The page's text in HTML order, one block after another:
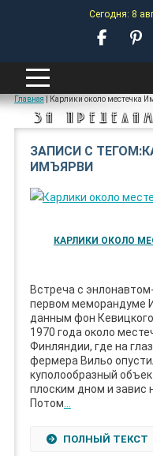
Сегодня: 8
ЗА
Главная Карлики около местечка
ЗАПИСИ С
ИМЪЯРВИ
КАРЛИКИ ОКОЛО
Встреча с
первом меморандуме
данным фон
1970 года около
Финляндии, где на
фермера Вильо
куполообразный
плоским дном и завис
Потом
ПОЛНЫЙ ТЕКСТ